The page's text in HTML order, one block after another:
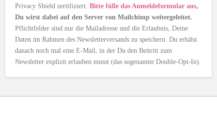
Privacy Shield zertifiziert.Bitte fülle das Anmeldeformular aus,
Du wirst dabei auf den Server von Mailchimp weitergeleitet.
Pflichtfelder sind nur die Mailadresse und die Erlaubnis, Deine
Daten im Rahmen des Newsletterversands zu speichern. Du erhälst
danach noch mal eine E-Mail, in der Du den Beitritt zum
Newsletter explizit erlauben musst (das sogenannte Double-Opt-In).